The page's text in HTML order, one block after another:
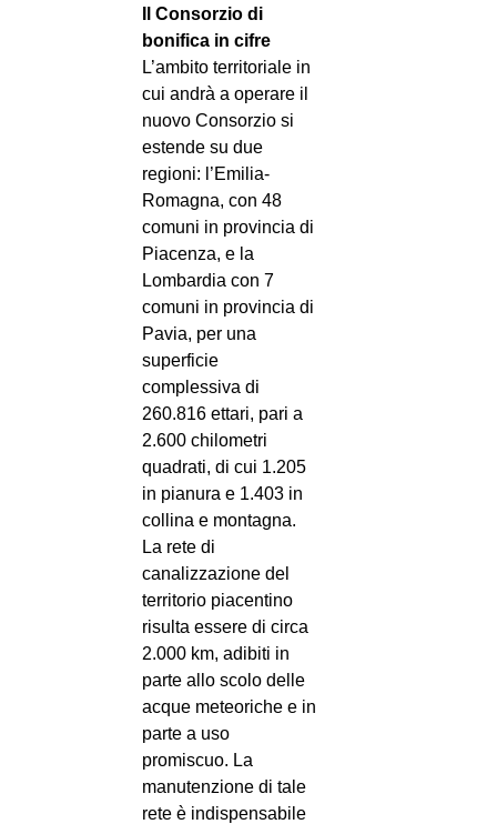
Il Consorzio di
bonifica in cifre
L’ambito territoriale in
cui andrà a operare il
nuovo Consorzio si
estende su due
regioni: l’Emilia-
Romagna, con 48
comuni in provincia di
Piacenza, e la
Lombardia con 7
comuni in provincia di
Pavia, per una
superficie
complessiva di
260.816 ettari, pari a
2.600 chilometri
quadrati, di cui 1.205
in pianura e 1.403 in
collina e montagna.
La rete di
canalizzazione del
territorio piacentino
risulta essere di circa
2.000 km, adibiti in
parte allo scolo delle
acque meteoriche e in
parte a uso
promiscuo. La
manutenzione di tale
rete è indispensabile